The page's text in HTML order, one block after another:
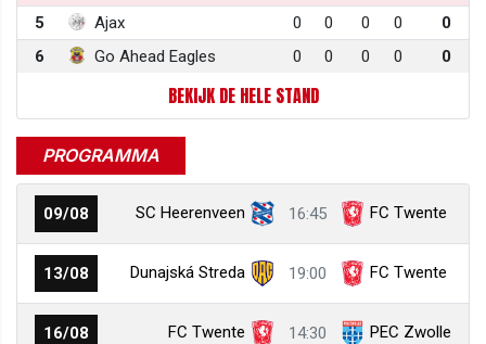
5
Ajax 0 0 0 0
0
6
Go Ahead Eagles 0 0 0 0 0
BEKIJK DE HELE STAND
PROGRAMMA
09/08 SC Heerenveen 16:45 FC Twente
13/08 Dunajská Streda 19:00 FC Twente
16/08 FC Twente 14:30 PEC Zwolle